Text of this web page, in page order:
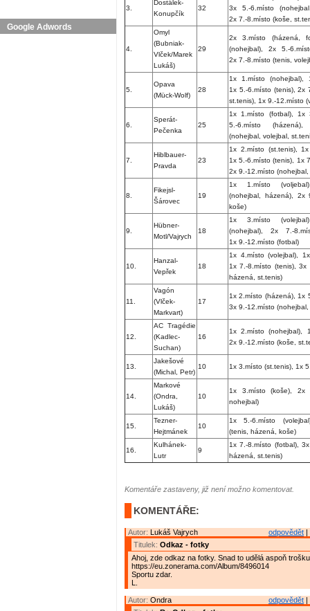
Google Adwords
3.
Dostálek-
Konupčík
32
3x 5.-6.místo
2x 7.-8.místo (koše,
4.
Omyl
(Bubniak-
Vlček/Marek
Lukáš)
29
2x 3.místo (házená,
(nohejbal), 2x 5.-
2x 7.-8.místo (tenis,
5.
Opava
(Mück-Wolf)
28
1x 1.místo (nohejbal),
1x 5.-6.místo (tenis), 2x
st.tenis), 1x 9.-12.místo
6.
Sperát-
Pečenka
25
1x 1.místo (fotbal), 1x
5.-6.místo
(nohejbal, volejbal,
7.
Hiblbauer-
Pravda
23
1x 2.místo (st.tenis),
1x 5.-6.místo (tenis), 1x
2x 9.-12.místo (nohejbal,
8.
Fikejsl-
Šárovec
19
1x 1.místo
(nohejbal, házená), 2x
koše)
9.
Hübner-
Motl/Vajrych
18
1x 3.místo
(nohejbal), 2x 7.-
1x 9.-12.místo (fotbal)
10.
Hanzal-
Vepřek
18
1x 4.místo (volejbal),
1x 7.-8.místo (tenis), 3x
házená, st.tenis)
11.
Vagón
(Vlček-
Markvart)
17
1x 2.místo (házená), 1x
3x 9.-12.místo
12.
AC Tragédie
(Kadlec-
Suchan)
16
1x 2.místo (nohejbal),
2x 9.-12.místo (koše,
13.
Jakešové
(Michal, Petr)
10 1x 3.místo (st.tenis), 1x
14.
Markové
(Ondra,
Lukáš)
10
1x 3.místo (koše), 2x
nohejbal)
15.
Tezner-
Hejtmánek
10
1x 5.-6.místo
(tenis, házená, koše)
16.
Kulhánek-
Lutr
9
1x 7.-8.místo (fotbal),
házená, st.tenis)
Komentáře zastaveny, již není možno komentovat.
KOMENTÁŘE:
odpovědět |
Autor: Lukáš Vajrych
Titulek: Odkaz - fotky
Ahoj, zde odkaz na fotky. Snad to udělá aspoň
https://eu.zonerama.com/Album/8496014
Sportu zdar.
L.
odpovědět |
Autor: Ondra